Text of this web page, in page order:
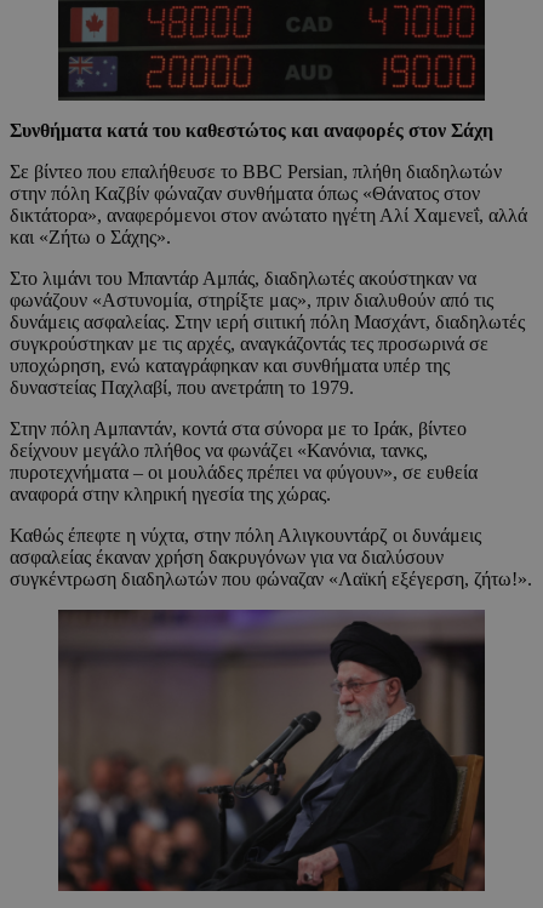
Συνθήματα κατά του καθεστώτος και αναφορές στον Σάχη
Σε βίντεο που επαλήθευσε το BBC Persian, πλήθη διαδηλωτών
στην πόλη Καζβίν φώναζαν συνθήματα όπως «Θάνατος στον
δικτάτορα», αναφερόμενοι στον ανώτατο ηγέτη Αλί Χαμενεΐ, αλλά
και «Ζήτω ο Σάχης».
Στο λιμάνι του Μπαντάρ Αμπάς, διαδηλωτές ακούστηκαν να
φωνάζουν «Αστυνομία, στηρίξτε μας», πριν διαλυθούν από τις
δυνάμεις ασφαλείας. Στην ιερή σιιτική πόλη Μασχάντ, διαδηλωτές
συγκρούστηκαν με τις αρχές, αναγκάζοντάς τες προσωρινά σε
υποχώρηση, ενώ καταγράφηκαν και συνθήματα υπέρ της
δυναστείας Παχλαβί, που ανετράπη το 1979.
Στην πόλη Αμπαντάν, κοντά στα σύνορα με το Ιράκ, βίντεο
δείχνουν μεγάλο πλήθος να φωνάζει «Κανόνια, τανκς,
πυροτεχνήματα – οι μουλάδες πρέπει να φύγουν», σε ευθεία
αναφορά στην κληρική ηγεσία της χώρας.
Καθώς έπεφτε η νύχτα, στην πόλη Αλιγκουντάρζ οι δυνάμεις
ασφαλείας έκαναν χρήση δακρυγόνων για να διαλύσουν
συγκέντρωση διαδηλωτών που φώναζαν «Λαϊκή εξέγερση, ζήτω!».